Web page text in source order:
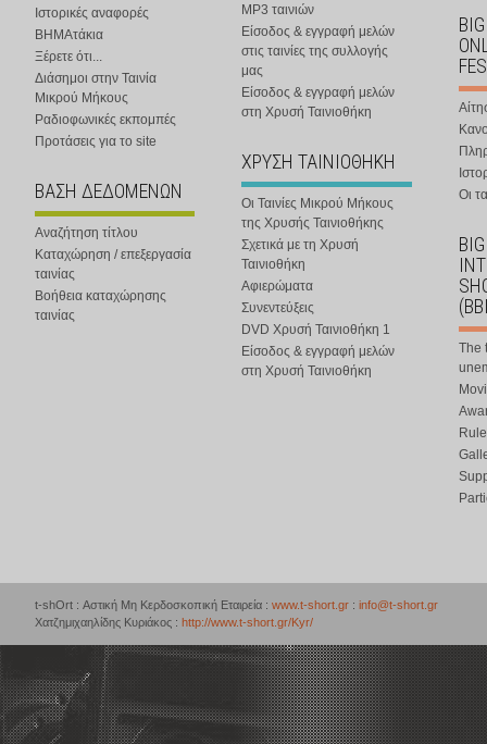
Ιστορικές αναφορές
ΒΗΜΑτάκια
Ξέρετε ότι...
Διάσημοι στην Ταινία
Μικρού Μήκους
Ραδιοφωνικές εκπομπές
Προτάσεις για το site
ΒΑΣΗ ΔΕΔΟΜΕΝΩΝ
Αναζήτηση τίτλου
Καταχώρηση / επεξεργασία
ταινίας
Βοήθεια καταχώρησης
ταινίας
MP3 ταινιών
Είσοδος & εγγραφή μελών
στις ταινίες της συλλογής
μας
Είσοδος & εγγραφή μελών
στη Χρυσή Ταινιοθήκη
ΧΡΥΣΗ ΤΑΙΝΙΟΘΗΚΗ
Οι Ταινίες Μικρού Μήκους
της Χρυσής Ταινιοθήκης
Σχετικά με τη Χρυσή
Ταινιοθήκη
Αφιερώματα
Συνεντεύξεις
DVD Χρυσή Ταινιοθήκη 1
Είσοδος & εγγραφή μελών
στη Χρυσή Ταινιοθήκη
Οι
The
t-shOrt : Αστική Μη Κερδοσκοπική Εταιρεία : www.t-short.gr : info@t-short.gr
Χατζημιχαηλίδης Κυριάκος : http://www.t-short.gr/Kyr/